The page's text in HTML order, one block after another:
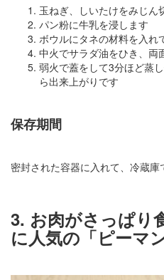
玉ねぎ、しいたけをみじん
パン粉に牛乳を浸します
ボウルにタネの材料を入れ
中火でサラダ油をひき、両
弱火で蓋をして3分ほど蒸
ら出来上がりです
保存期間
密封された容器に入れて、冷蔵庫
3. お肉がさっぱり
に人気の「ピーマ